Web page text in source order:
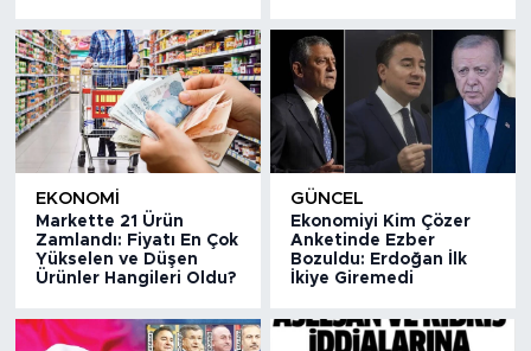
EKONOMİ
Markette 21 Ürün
Zamlandı: Fiyatı En Çok
Yükselen ve Düşen
Ürünler Hangileri Oldu?
GÜNCEL
Ekonomiyi Kim Çözer
Anketinde Ezber
Bozuldu: Erdoğan İlk
İkiye Giremedi